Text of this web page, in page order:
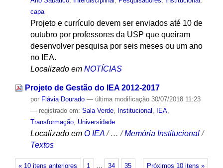
capa
Projeto e currículo devem ser enviados até 10 de
outubro por professores da USP que queiram
desenvolver pesquisa por seis meses ou um ano
no IEA.
Localizado em NOTÍCIAS
Projeto de Gestão do IEA 2012-2017
por Flávia Dourado — última modificação30/07/2018 11:23
— registrado em: Sala Verde, Institucional , IEA,
Transformação, Universidade
Localizado em O IEA /…/Memória Institucional /
Textos
« 10 itens anteriores Próximos 10 itens »
1 … 34 35